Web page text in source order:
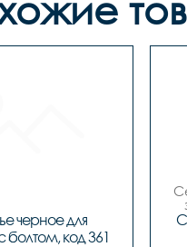
черное для
болтом, код 361